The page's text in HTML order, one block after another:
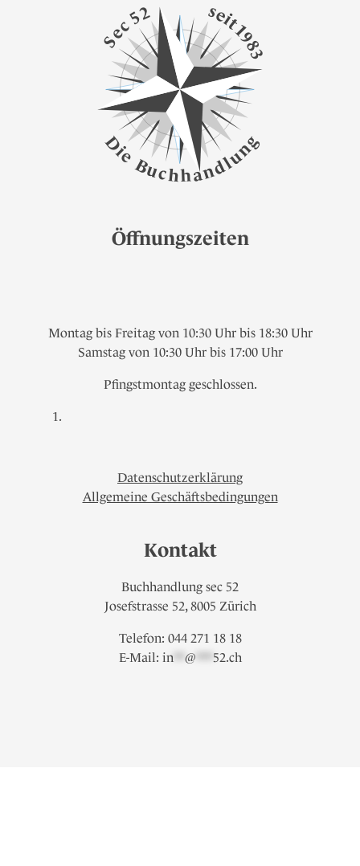
S
e
c52 sei
t
1
9
8
3
D
i
eBuchhandl
un
g
Öffnungszeiten
Montag bis Freitag von 10:30 Uhr bis 18:30 Uhr
Samstag von 10:30 Uhr bis 17:00 Uhr
Pfingstmontag geschlossen.
Datenschutzerklärung
Allgemeine Geschäftsbedingungen
Kontakt
Buchhandlung sec 52
Josefstrasse 52, 8005 Zürich
Telefon: 044 271 18 18
E-Mail: in @ 52.ch